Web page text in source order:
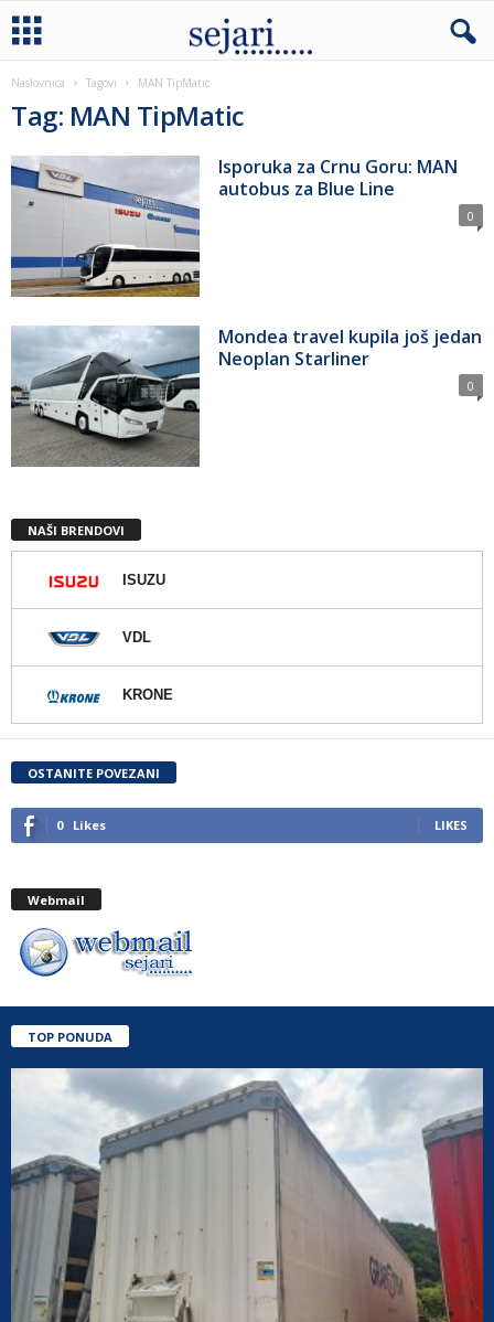
Naslovnica Tagovi MAN TipMatic
Tag: MAN TipMatic
Isporuka za Crnu Goru: MAN
autobus za Blue Line
0
Mondea travel kupila još jedan
Neoplan Starliner
0
NAŠI BRENDOVI
ISUZU
VDL
KRONE
OSTANITE POVEZANI
0 Likes LIKES
Webmail
TOP PONUDA